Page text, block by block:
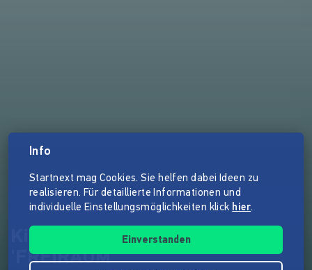
Kino-Dokumentarfilm
'FREIRAUM'
Info
Startnext mag Cookies. Sie helfen dabei Ideen zu
realisieren. Für detaillierte Informationen und
individuelle Einstellungsmöglichkeiten klick hier.
Einverstanden